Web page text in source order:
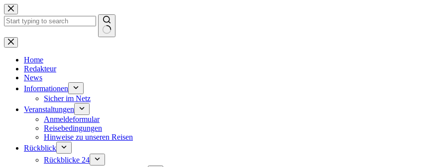
Zum
Inhalt
springen
Keine
Ergebnisse
Home
Redakteur
News
Informationen
Sicher im Netz
Veranstaltungen
Anmeldeformular
Reisebedingungen
Hinweise zu unseren Reisen
Rückblick
Rückblicke 24